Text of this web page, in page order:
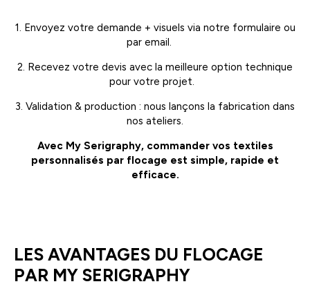
1. Envoyez votre demande + visuels via notre formulaire ou
par email.
2. Recevez votre devis avec la meilleure option technique
pour votre projet.
3. Validation & production : nous lançons la fabrication dans
nos ateliers.
Avec My Serigraphy, commander vos textiles
personnalisés par flocage est simple, rapide et
efficace.
LES AVANTAGES DU FLOCAGE
PAR MY SERIGRAPHY